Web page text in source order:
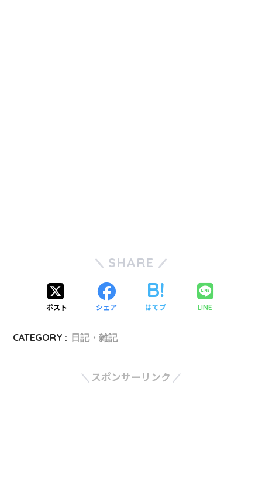
SHARE
ポスト シェア はてブ LINE
CATEGORY : 日記・雑記
スポンサーリンク